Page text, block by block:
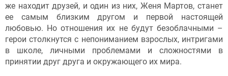
же находит друзей, и один из них, Женя Мартов, станет
ее самым близким другом и первой настоящей
любовью. Но отношения их не будут безоблачными –
герои столкнутся с непониманием взрослых, интригами
в школе, личными проблемами и сложностями в
принятии друг друга и окружающего их мира.